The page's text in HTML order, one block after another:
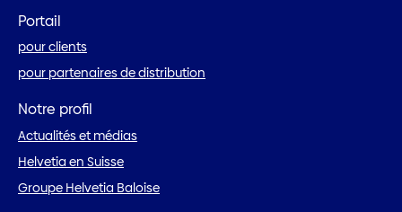
Portail
pour clients
pour partenaires de distribution
Notre profil
Actualités et médias
Helvetia en Suisse
Groupe Helvetia Baloise